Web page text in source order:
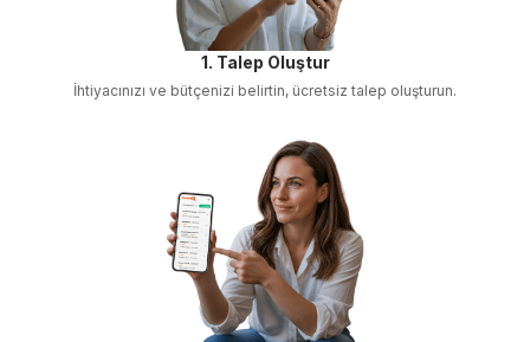
1. Talep Oluştur
İhtiyacınızı ve bütçenizi belirtin, ücretsiz talep oluşturun.